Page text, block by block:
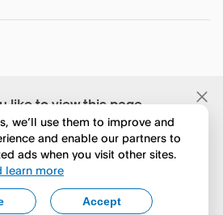
like to view this page
in English?
a esplorare
change to English
we’ll use them to improve and
and enable our partners to
ads when you visit other sites.
learn more
Accept